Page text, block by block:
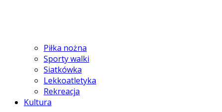
Piłka nożna
Sporty walki
Siatkówka
Lekkoatletyka
Rekreacja
Kultura